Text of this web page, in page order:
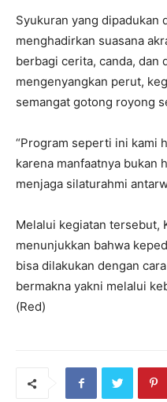
Syukuran yang dipadukan
menghadirkan suasana
berbagi cerita, canda, dan
mengenyangkan perut,
semangat gotong royong
“Program seperti ini kami
karena manfaatnya bukan
menjaga silaturahmi
Melalui kegiatan tersebut,
menunjukkan bahwa
bisa dilakukan dengan
bermakna yakni melalui
(Red)